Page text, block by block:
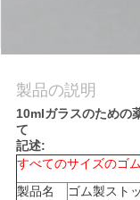
連
絡
し
な
製品の説明
10mlガラスのための
て
記述:
すべてのサイズのゴ
製品名
ゴム製スト